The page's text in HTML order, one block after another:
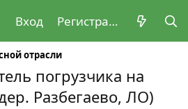
Вход Регистрация
отрасли
погрузчика на
Разбегаево, ЛО)